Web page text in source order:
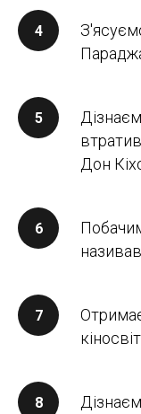
Дон